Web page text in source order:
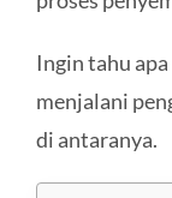
Ingin tahu
menjalani
di antaranya.